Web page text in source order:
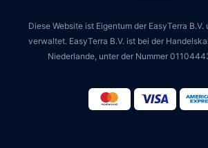
Diese Website ist Eigentum der EasyTerra
verwaltet. EasyTerra B.V. ist bei der
Niederlande, unter der Nummer